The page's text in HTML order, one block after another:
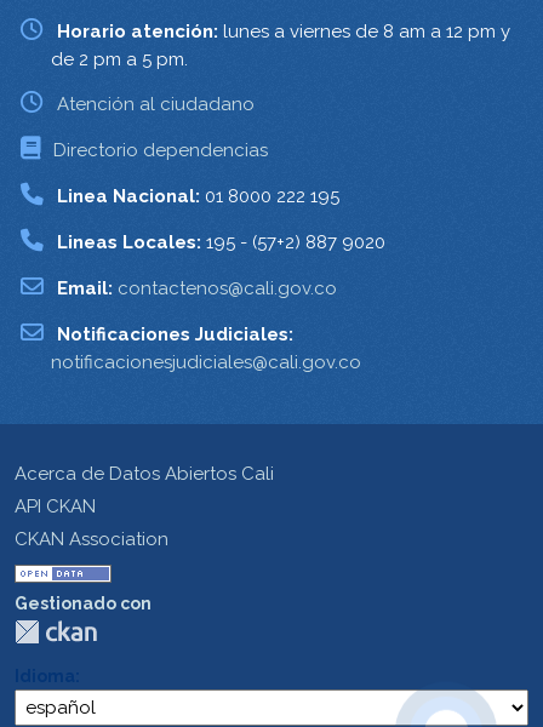
Horario atención: lunes a viernes de 8 am a 12 pm y
de 2 pm a 5 pm.
Atención al ciudadano
Directorio dependencias
Linea Nacional: 01 8000 222 195
Lineas Locales: 195 - (57+2) 887 9020
Email: contactenos@cali.gov.co
Notificaciones Judiciales:
notificacionesjudiciales@cali.gov.co
Acerca de Datos Abiertos Cali
API CKAN
CKAN Association
Gestionado con